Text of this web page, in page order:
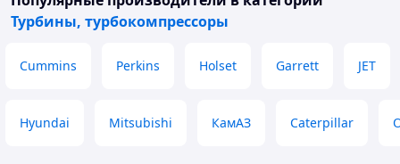
Турбины, турбокомпрессоры
Cummins Perkins Holset Garrett JET
Hyundai Mitsubishi КамАЗ Caterpillar